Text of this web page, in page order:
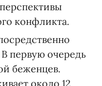
конфликта.
В первую очередь
беженцев.
около 12